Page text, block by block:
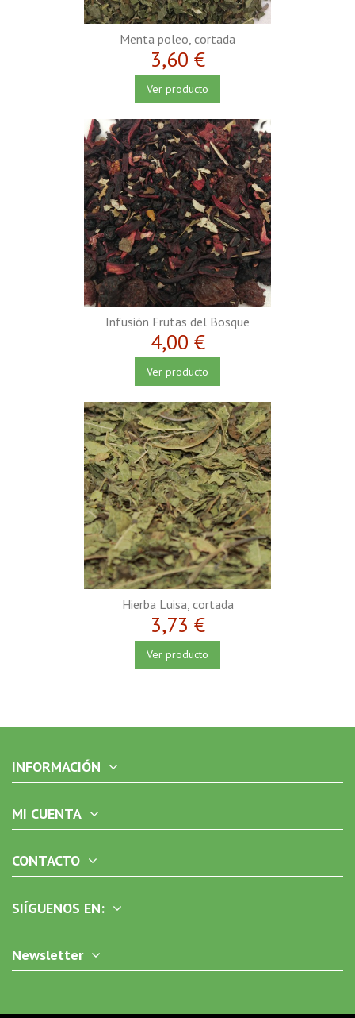
Menta poleo, cortada
3,60 €
Ver producto
Infusión Frutas del Bosque
4,00 €
Ver producto
Hierba Luisa, cortada
3,73 €
Ver producto
INFORMACIÓN
MI CUENTA
CONTACTO
SIÍGUENOS EN:
Newsletter